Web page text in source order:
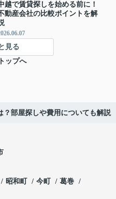
越で賃貸探しを始める前に！
動産会社の比較ポイントを解
見る
ップへ
部屋探しや費用についても解説
昭和町 今町
葛巻